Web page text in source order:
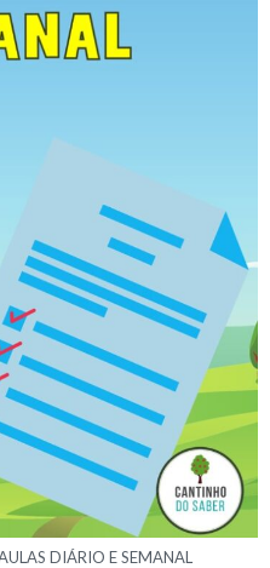
DIÁRIO E SEMANAL